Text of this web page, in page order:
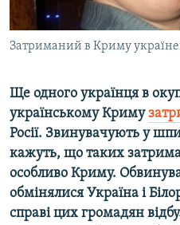
КРИМ РЕАЛІЇ
РУС
КТАТ
ДОЛУЧАЙСЯ!
Затриманий в Криму
Ще одного українця в
українському Криму
Росії. Звинувачують у
кажуть, що таких
особливо Криму.
обмінялися Україна і
справі цих громадян